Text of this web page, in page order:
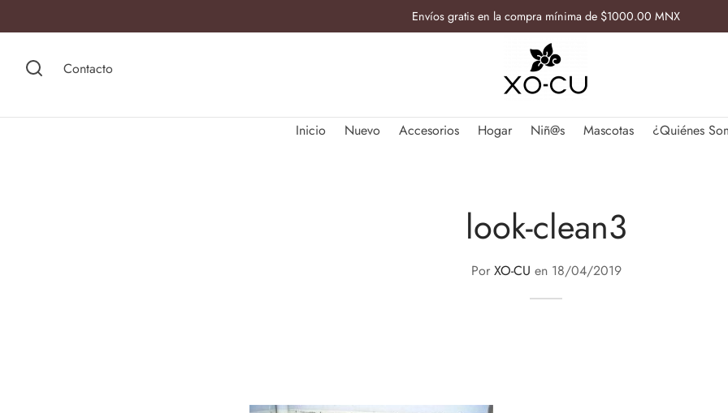
Envíos gratis en la compra mínima de $1000.00 MNX
Contacto
Inicio Nuevo Accesorios Hogar Niñ@s Mascotas ¿Quiénes
look-clean3
Por XO-CU en 18/04/2019